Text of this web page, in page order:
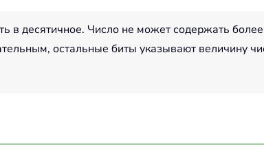
в десятичное. Число не может содержать
остальные биты указывают величину